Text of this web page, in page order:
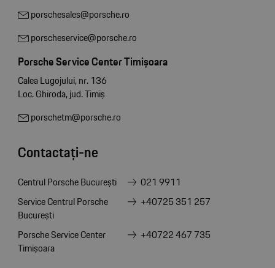
porschesales@porsche.ro
porscheservice@porsche.ro
Porsche Service Center Timișoara
Calea Lugojului, nr. 136
Loc. Ghiroda, jud. Timiș
porschetm@porsche.ro
Contactați-ne
Centrul Porsche București
021 9911
Service Centrul Porsche
București
+40725 351 257
Porsche Service Center
Timișoara
+40722 467 735